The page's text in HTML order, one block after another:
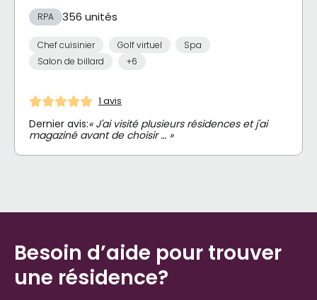
RPA 356 unités
Chef cuisinier Golf virtuel
Spa
Salon de billard
+6
1 avis
Dernier avis:« J'ai visité plusieurs résidences et j'ai
magaziné avant de choisir … »
Besoin d’aide pour trouver
une résidence?